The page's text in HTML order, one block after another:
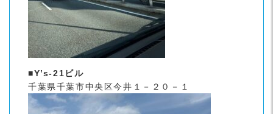
■Y’s-21ビル
千葉県千葉市中央区今井１－２０－１